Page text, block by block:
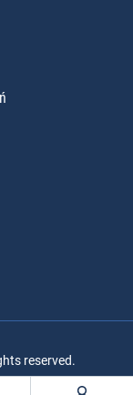
reserved.